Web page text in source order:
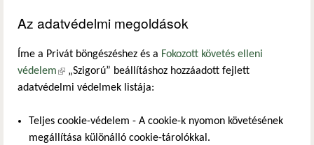
Az adatvédelmi megoldások
Íme a Privát böngészéshez és a Fokozott követés elleni
védelem(külső hivatkozás)
„Szigorú” beállításhoz hozzáadott fejlett
adatvédelmi védelmek listája:
Teljes cookie-védelem - A cookie-k nyomon követésének
megállítása különálló cookie-tárolókkal.